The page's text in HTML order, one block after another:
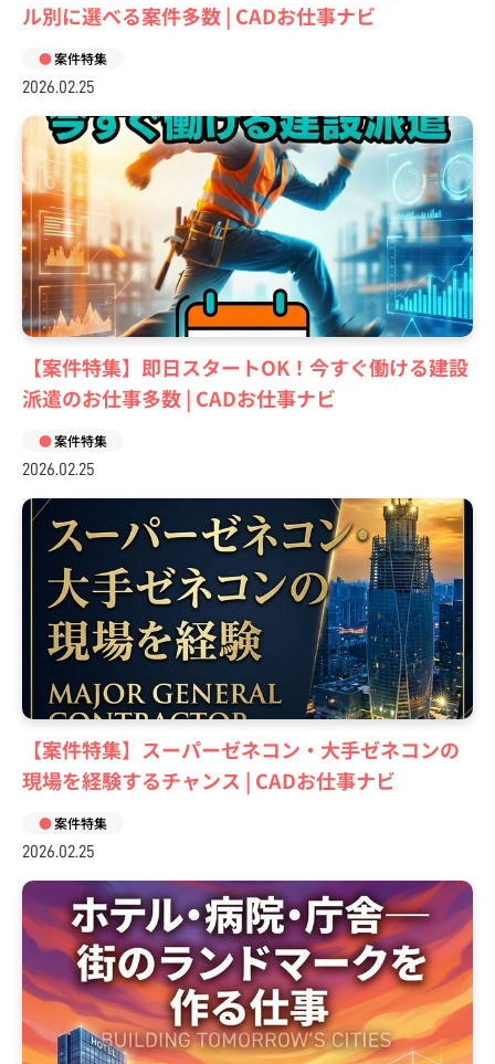
ル別に選べる案件多数 | CADお仕事ナビ
案件特集
2026.02.25
【案件特集】即日スタートOK！今すぐ働ける建設
派遣のお仕事多数 | CADお仕事ナビ
案件特集
2026.02.25
【案件特集】スーパーゼネコン・大手ゼネコンの
現場を経験するチャンス | CADお仕事ナビ
案件特集
2026.02.25